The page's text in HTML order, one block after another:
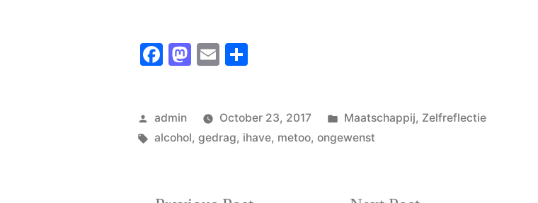
Facebook
Mastodon
Email
Posted
by
admin October 23, 2017
Posted
in
Maatschappij, Zelfreflectie
Tags:
alcohol,gedrag, ihave, metoo,ongewenst